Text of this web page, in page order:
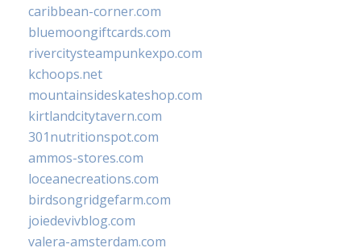
caribbean-corner.com
bluemoongiftcards.com
rivercitysteampunkexpo.com
kchoops.net
mountainsideskateshop.com
kirtlandcitytavern.com
301nutritionspot.com
ammos-stores.com
loceanecreations.com
birdsongridgefarm.com
joiedevivblog.com
valera-amsterdam.com